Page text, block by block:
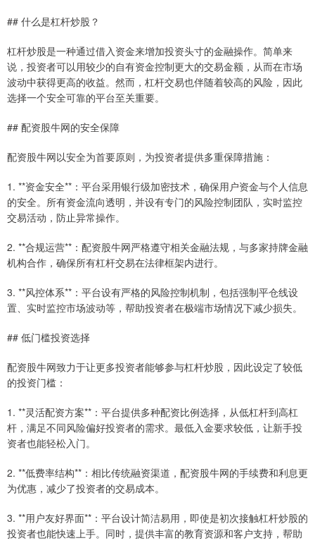
## 什么是杠杆炒股？
杠杆炒股是一种通过借入资金来增加投资头寸的金融操作。简单来
说，投资者可以用较少的自有资金控制更大的交易金额，从而在市场
波动中获得更高的收益。然而，杠杆交易也伴随着较高的风险，因此
选择一个安全可靠的平台至关重要。
## 配资股牛网的安全保障
配资股牛网以安全为首要原则，为投资者提供多重保障措施：
1. **资金安全**：平台采用银行级加密技术，确保用户资金与个人信息
的安全。所有资金流向透明，并设有专门的风险控制团队，实时监控
交易活动，防止异常操作。
2. **合规运营**：配资股牛网严格遵守相关金融法规，与多家持牌金融
机构合作，确保所有杠杆交易在法律框架内进行。
3. **风控体系**：平台设有严格的风险控制机制，包括强制平仓线设
置、实时监控市场波动等，帮助投资者在极端市场情况下减少损失。
## 低门槛投资选择
配资股牛网致力于让更多投资者能够参与杠杆炒股，因此设定了较低
的投资门槛：
1. **灵活配资方案**：平台提供多种配资比例选择，从低杠杆到高杠
杆，满足不同风险偏好投资者的需求。最低入金要求较低，让新手投
资者也能轻松入门。
2. **低费率结构**：相比传统融资渠道，配资股牛网的手续费和利息更
为优惠，减少了投资者的交易成本。
3. **用户友好界面**：平台设计简洁易用，即使是初次接触杠杆炒股的
投资者也能快速上手。同时，提供丰富的教育资源和客户支持，帮助